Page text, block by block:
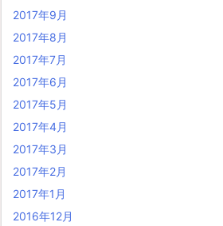
2017年9月
2017年8月
2017年7月
2017年6月
2017年5月
2017年4月
2017年3月
2017年2月
2017年1月
2016年12月